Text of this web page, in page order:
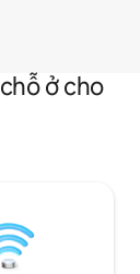
ở cho